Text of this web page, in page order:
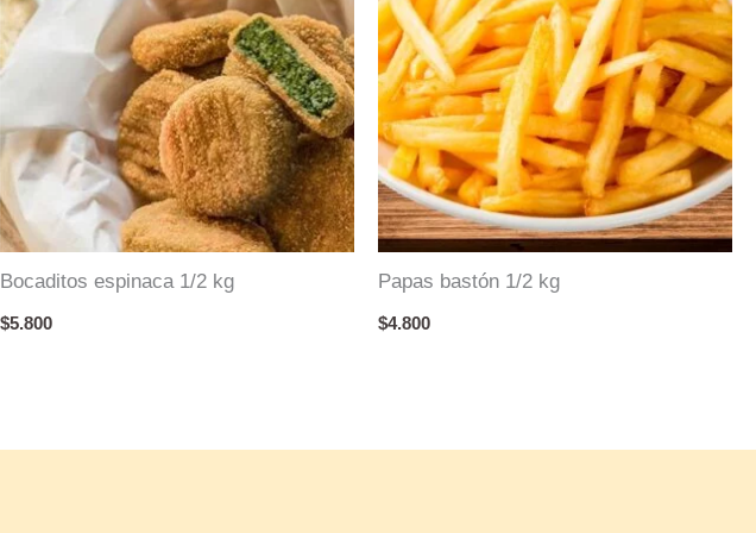
Bocaditos espinaca 1/2 kg
$5.800
Papas bastón 1/2 kg
$4.800